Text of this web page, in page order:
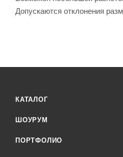
Допускаются отклонения
КАТАЛОГ
ШОУРУМ
ПОРТФОЛИО